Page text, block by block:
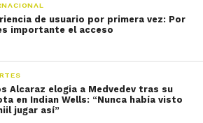
de usuario por primera vez: Por
importante el acceso
Alcaraz elogia a Medvedev tras su
en Indian Wells: “Nunca había visto
jugar así”